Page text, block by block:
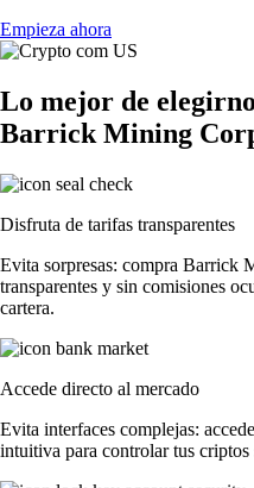
Empieza ahora
Lo mejor de
Barrick Mining
Disfruta de tarifas transparentes
Evita sorpresas: compra Barrick
transparentes y sin comisiones
cartera.
Accede directo al mercado
Evita interfaces complejas:
intuitiva para controlar tus